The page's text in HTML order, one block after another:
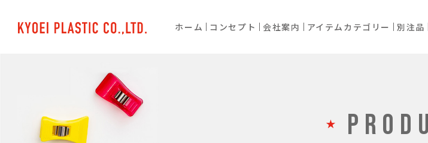
ホーム コンセプト 会社案内 アイテムカテゴリー 別注品